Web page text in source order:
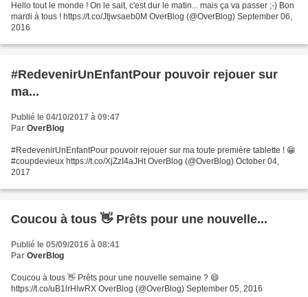
Hello tout le monde ! On le sait, c'est dur le matin... mais ça va passer ;-) Bon
mardi à tous ! https://t.co/Jtjwsaeb0M OverBlog (@OverBlog) September 06,
2016
#RedevenirUnEnfantPour pouvoir rejouer sur
ma...
Publié le 04/10/2017 à 09:47
Par OverBlog
#RedevenirUnEnfantPour pouvoir rejouer sur ma toute première tablette ! 😁
#coupdevieux https://t.co/XjZzI4aJHt OverBlog (@OverBlog) October 04,
2017
Coucou à tous 👋 Prêts pour une nouvelle...
Publié le 05/09/2016 à 08:41
Par OverBlog
Coucou à tous 👋 Prêts pour une nouvelle semaine ? 😄
https://t.co/uB1lrHlwRX OverBlog (@OverBlog) September 05, 2016